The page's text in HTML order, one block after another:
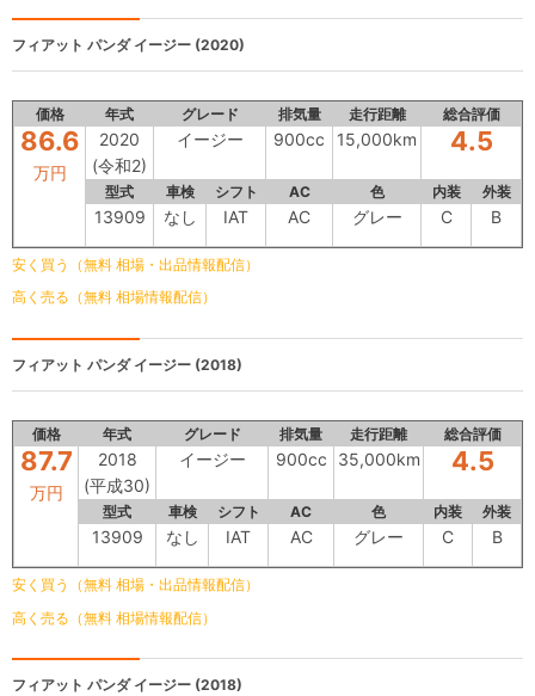
フィアット パンダイージー (2020)
価格 年式 グレード 排気量 走行距離 総合評価
86.6
万円
2020
(令和2)
イージー 900cc 15,000km 4.5
型式 車検 シフト AC 色 内装 外装
13909 なし IAT AC グレー C B
安く買う（無料 相場・出品情報配信）
高く売る（無料 相場情報配信）
フィアット パンダイージー (2018)
価格 年式 グレード 排気量 走行距離 総合評価
87.7
万円
2018
(平成30)
イージー 900cc 35,000km 4.5
型式 車検 シフト AC 色 内装 外装
13909 なし IAT AC グレー C B
安く買う（無料 相場・出品情報配信）
高く売る（無料 相場情報配信）
フィアット パンダイージー (2018)